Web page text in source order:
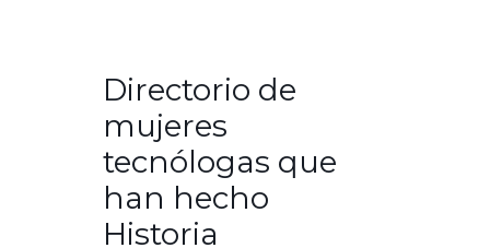
Directorio de
mujeres
tecnólogas que
han hecho
Historia